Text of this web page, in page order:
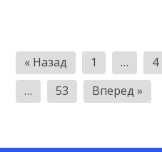
Пагинация
записей
« Назад 1 … 4
…
53 Вперед »